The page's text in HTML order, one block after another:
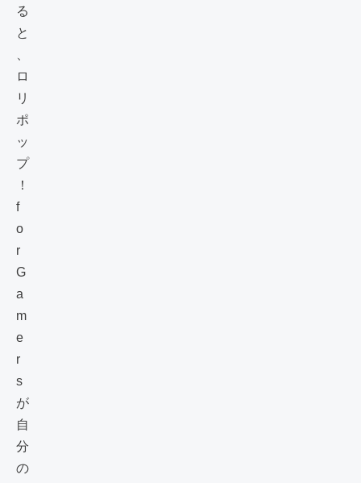
る
と
、
ロ
リ
ポ
ッ
プ
！
f
o
r
G
a
m
e
r
s
が
自
分
の